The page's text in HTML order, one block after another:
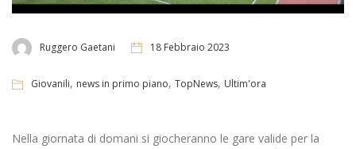
Ruggero Gaetani 18 Febbraio 2023
Giovanili, news in primo piano, TopNews, Ultim'ora
Nella giornata di domani si giocheranno le gare valide per la